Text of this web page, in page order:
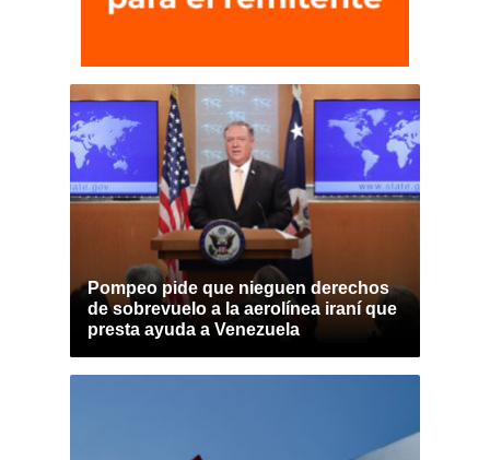
Pompeo pide que nieguen derechos
de sobrevuelo a la aerolínea iraní que
presta ayuda a Venezuela